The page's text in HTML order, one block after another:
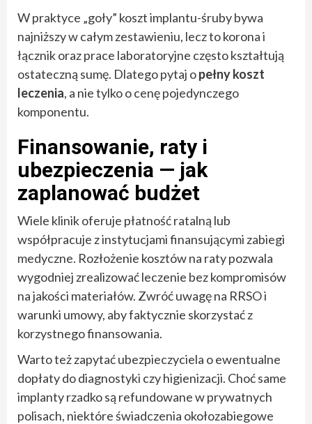
W praktyce „goły” koszt implantu-śruby bywa
najniższy w całym zestawieniu, lecz to korona i
łącznik oraz prace laboratoryjne często kształtują
ostateczną sumę. Dlatego pytaj opełny koszt
leczenia, a nie tylko o cenę pojedynczego
komponentu.
Finansowanie, raty i
ubezpieczenia — jak
zaplanować budżet
Wiele klinik oferuje płatność ratalną lub
współpracuje z instytucjami finansującymi zabiegi
medyczne. Rozłożenie kosztów na raty pozwala
wygodniej zrealizować leczenie bez kompromisów
na jakości materiałów. Zwróć uwagę na RRSO i
warunki umowy, aby faktycznie skorzystać z
korzystnego finansowania.
Warto też zapytać ubezpieczyciela o ewentualne
dopłaty do diagnostyki czy higienizacji. Choć same
implanty rzadko są refundowane w prywatnych
polisach, niektóre świadczenia okołozabiegowe